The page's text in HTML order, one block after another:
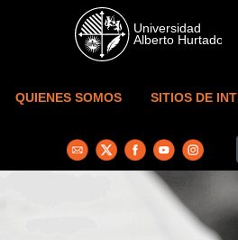
Skip to main content
QUIENES SOMOS SITIOS DE